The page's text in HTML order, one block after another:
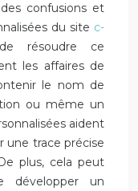
confusions et
du site c-
résoudre ce
les affaires de
le nom de
ou même un
aident
une trace précise
plus, cela peut
développer un